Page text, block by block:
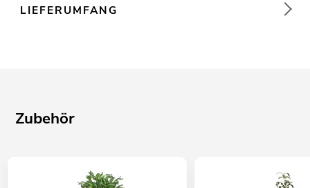
LIEFERUMFANG
Zubehör